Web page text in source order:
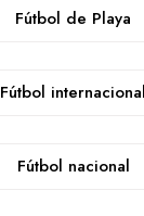
Fútbol de Playa
Fútbol internacional
Fútbol nacional